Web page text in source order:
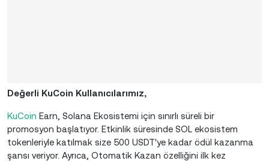
Değerli KuCoin Kullanıcılarımız,
KuCoin Earn, Solana Ekosistemi için sınırlı süreli bir
promosyon başlatıyor. Etkinlik süresinde SOL ekosistem
tokenleriyle katılmak size 500 USDT'ye kadar ödül kazanma
şansı veriyor. Ayrıca, Otomatik Kazan özelliğini ilk kez